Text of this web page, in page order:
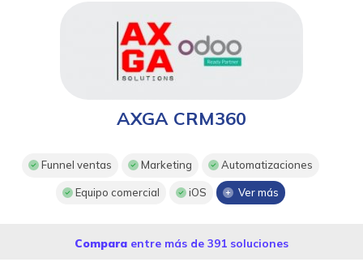
AXGA CRM360
Funnel ventas Marketing Automatizaciones
Equipo comercial iOS Ver más
Compara entre más de 391 soluciones